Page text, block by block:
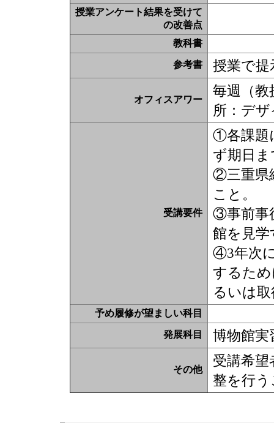
授業アンケート結果を受けて
の改善点
教科書
参考書 授業で提
オフィスアワー
毎週（教
所：デ
受講要件
①各課題
ず期日
②三重県
こと。
③事前事
館を見
④3年次
するた
るいは
予め履修が望ましい科目
発展科目 博物館実
その他
受講希
整を行